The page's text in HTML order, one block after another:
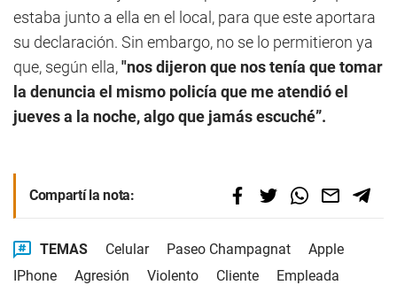
estaba junto a ella en el local, para que este aportara
su declaración. Sin embargo, no se lo permitieron ya
que, según ella,"nos dijeron que nos tenía que tomar
la denuncia el mismo policía que me atendió el
jueves a la noche, algo que jamás escuché”.
Compartí la nota:
TEMAS Celular Paseo Champagnat
Apple
IPhone
Agresión Violento Cliente
Empleada